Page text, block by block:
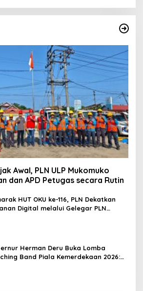
Awal, PLN ULP Mukomuko
dan APD Petugas secara Rutin
HUT OKU ke-116, PLN Dekatkan
Digital melalui Gelegar PLN
Herman Deru Buka Lomba
Band Piala Kemerdekaan 2026: